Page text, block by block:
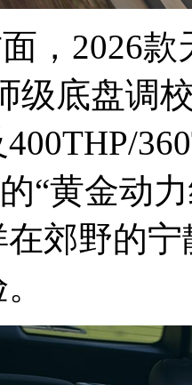
，2026款
级底盘调
“黄金动
郊野的